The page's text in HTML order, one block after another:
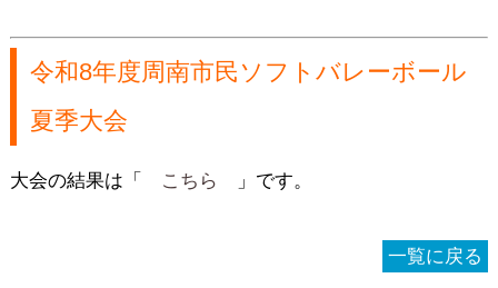
令和8年度周南市民ソフトバレーボール
夏季大会
大会の結果は「 こちら 」です。
一覧に戻る